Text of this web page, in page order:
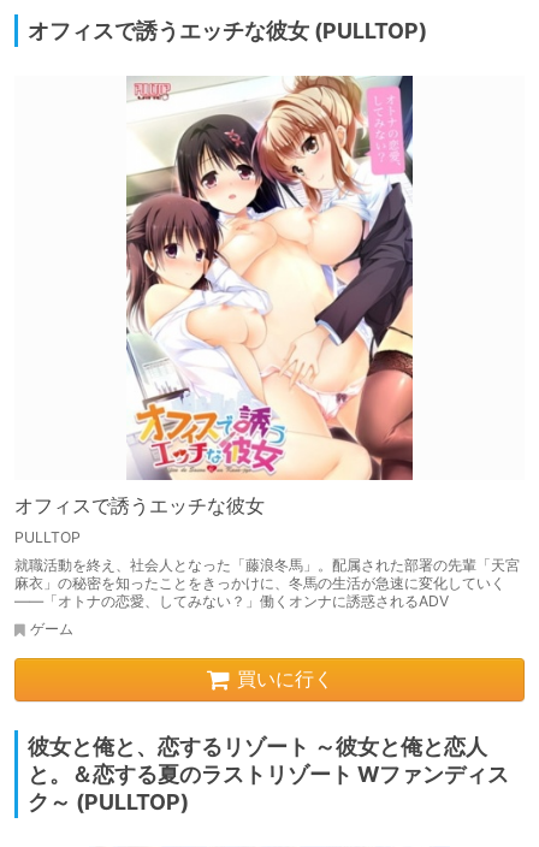
オフィスで誘うエッチな彼女 (PULLTOP)
オフィスで誘うエッチな彼女
PULLTOP
就職活動を終え、社会人となった「藤浪冬馬」。配属された部署の先輩「天宮
麻衣」の秘密を知ったことをきっかけに、冬馬の生活が急速に変化していく
――「オトナの恋愛、してみない？」働くオンナに誘惑されるADV
ゲーム
買いに行く
彼女と俺と、恋するリゾート ～彼女と俺と恋人
と。＆恋する夏のラストリゾート Wファンディス
ク～ (PULLTOP)